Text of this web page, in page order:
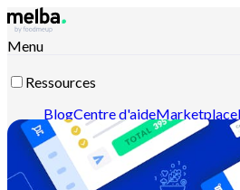
Menu
Ressources
BlogCentre d'aideMarketplace
intelligentDocumentation API
Contactez-nousDécouvrir melba